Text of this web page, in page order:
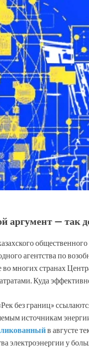
аргумент — так
агентства по
во многих странах
Куда
без границ»
источникам
в августе
электроэнергии у